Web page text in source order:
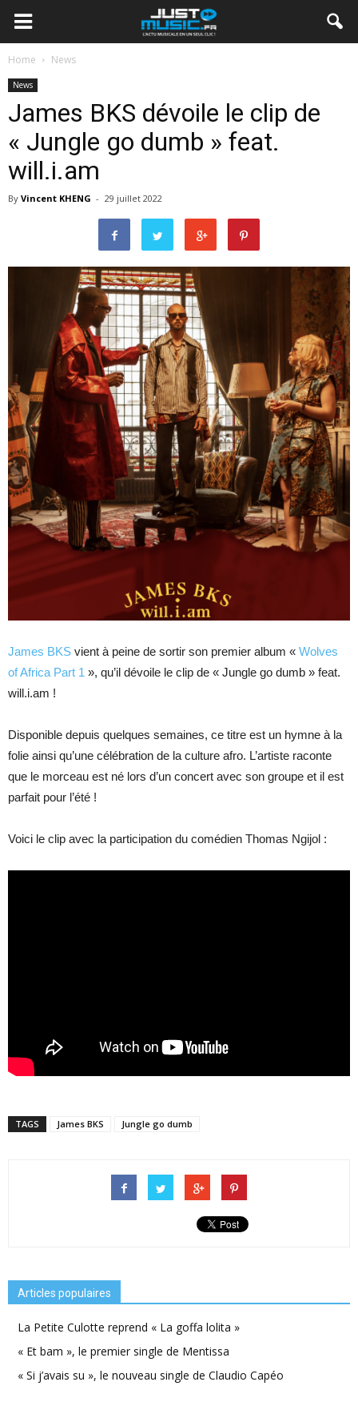
Home News
News
James BKS dévoile le clip de
« Jungle go dumb » feat.
will.i.am
By Vincent KHENG - 29 juillet 2022
James BKS vient à peine de sortir son premier album « Wolves
of Africa Part 1 », qu’il dévoile le clip de « Jungle go dumb » feat.
will.i.am !
Disponible depuis quelques semaines, ce titre est un hymne à la
folie ainsi qu’une célébration de la culture afro. L’artiste raconte
que le morceau est né lors d’un concert avec son groupe et il est
parfait pour l’été !
Voici le clip avec la participation du comédien Thomas Ngijol :
TAGS James BKS Jungle go dumb
Articles populaires
La Petite Culotte reprend « La goffa lolita »
« Et bam », le premier single de Mentissa
« Si j’avais su », le nouveau single de Claudio Capéo